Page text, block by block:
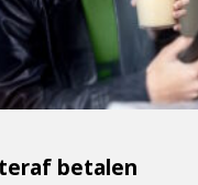
betalen